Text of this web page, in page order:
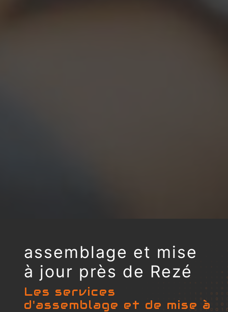
assemblage et mise
à jour près de Rezé
Les services
d'assemblage et de mise à